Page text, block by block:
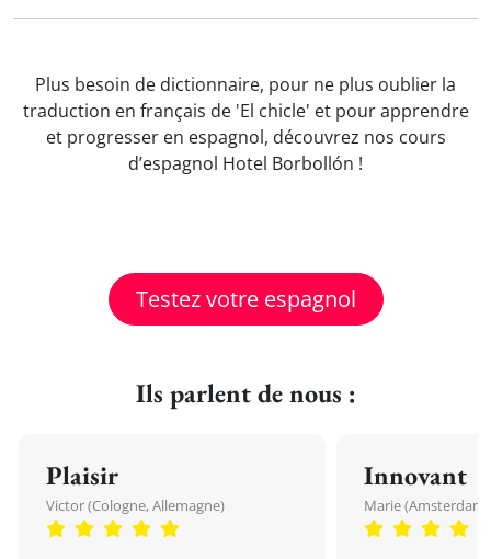
Plus besoin de dictionnaire, pour ne plus oublier la
traduction en français de 'El chicle' et pour apprendre
et progresser en espagnol, découvrez nos cours
d’espagnol Hotel Borbollón !
Testez votre espagnol
Ils parlent de nous :
Plaisir
Victor (Cologne, Allemagne)
Innovant
Marie (Amsterdam,